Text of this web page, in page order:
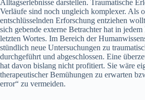
Alltagserlebnisse darstellen. Traumatische
Verläufe sind noch ungleich komplexer. Als
entschlüsselnden Erforschung entziehen
sich gebende externe Betrachter hat in
letzten Wortes. Im Bereich der
stündlich neue Untersuchungen zu
durchgeführt und abgeschlossen. Eine
hat davon bislang nicht profitiert. Sie wäre
therapeutischer Bemühungen zu erwarten
error“ zu vermeiden.